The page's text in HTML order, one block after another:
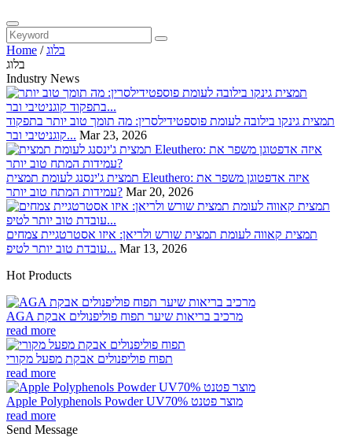
Home /בלוג
בלוג
Industry News
תמצית גינקו בילובה לעומת פוספטידילסרין: מה תומך טוב יותר בתפקוד
קוגניטיבי ובר... Mar 23, 2026
תמצית ג'ינסנג לעומת תמצית Eleuthero: איזה אדפטוגן משפר את
עמידות המתח טוב יותר? Mar 20, 2026
תמצית קאווה לעומת תמצית שורש ולריאן: איזו אסטרטגיית צמחים
עובדת טוב יותר לטיפ... Mar 13, 2026
Hot Products
AGA מרכיב בריאות שיער תפוח פוליפנולים אבקת
read more
תפוח פוליפנולים אבקת מפעל מקורי
read more
Apple Polyphenols Powder UV70% מוצר פטנט
read more
Send Message